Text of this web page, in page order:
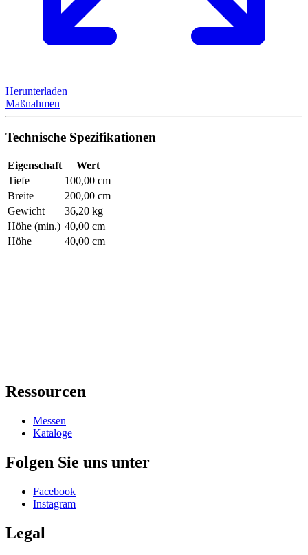
Herunterladen
Maßnahmen
Technische Spezifikationen
Eigenschaft
Wert
Tiefe
100,00 cm
Breite
200,00 cm
Gewicht
36,20 kg
Höhe (min.) 40,00 cm
Höhe
40,00 cm
Ressourcen
Messen
Kataloge
Folgen Sie uns unter
Facebook
Instagram
Legal